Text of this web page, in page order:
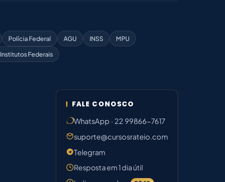
Polícia Federal AGU INSS
MPU
Institutos Federais
FALE CONOSCO
WhatsApp · 22 99866-7617
suporte@cursosrateio.com
Telegram
Resposta em 1 dia útil